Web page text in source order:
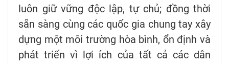
luôn giữ vững độc lập, tự chủ; đồng thời
sẵn sàng cùng các quốc gia chung tay xây
dựng một môi trường hòa bình, ổn định và
phát triển vì lợi ích của tất cả các dân